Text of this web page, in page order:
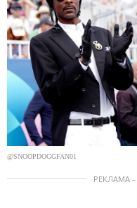
@SNOOPDOGGFAN01
РЕКЛАМА